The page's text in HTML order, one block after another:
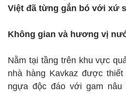
Việt đã từng gắn bó với xứ
Không gian và hương vị
Nằm tại tầng trên khu vực
nhà hàng Kavkaz được
ngựa độc đáo với gam nâu